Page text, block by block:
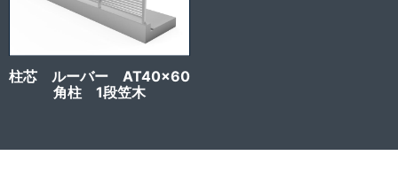
柱芯 ルーバー AT40x60
角柱 1段笠木